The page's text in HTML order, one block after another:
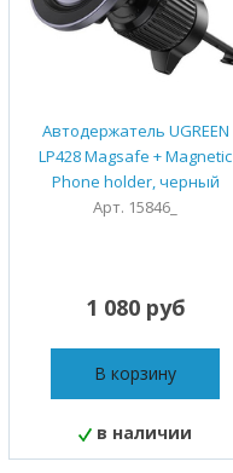
Автодержатель UGREEN
LP428 Magsafe + Magnetic
Phone holder, черный
Арт. 15846_
1 080 руб
В корзину
в наличии